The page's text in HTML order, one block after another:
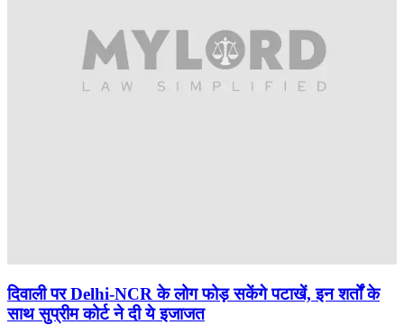
दिवाली पर Delhi-NCR के लोग फोड़ सकेंगे पटाखें, इन शर्तों के
साथ सुप्रीम कोर्ट ने दी ये इजाजत